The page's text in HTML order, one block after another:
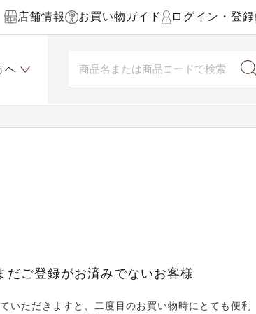
店舗情報 お買い物ガイド ログイン・登録
へ
だご登録がお済みでないお客様
いただきますと、二度目のお買い物時にとても便利